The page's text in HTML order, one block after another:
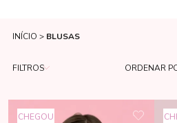
INÍCIO BLUSAS
FILTROS ORDENAR
CHEGOU